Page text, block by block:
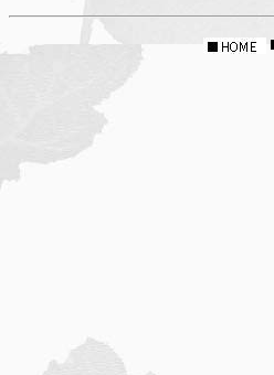
〒514-0821 三重県津
Copyright (C)